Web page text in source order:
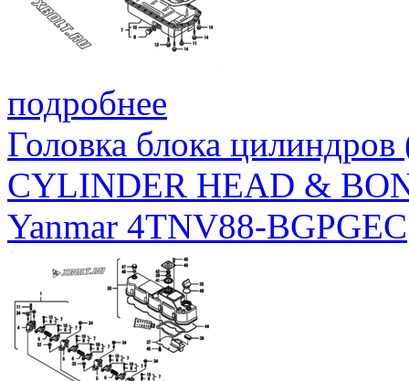
подробнее
Головка блока
CYLINDER HEAD &
Yanmar 4TNV88-BGPGEC